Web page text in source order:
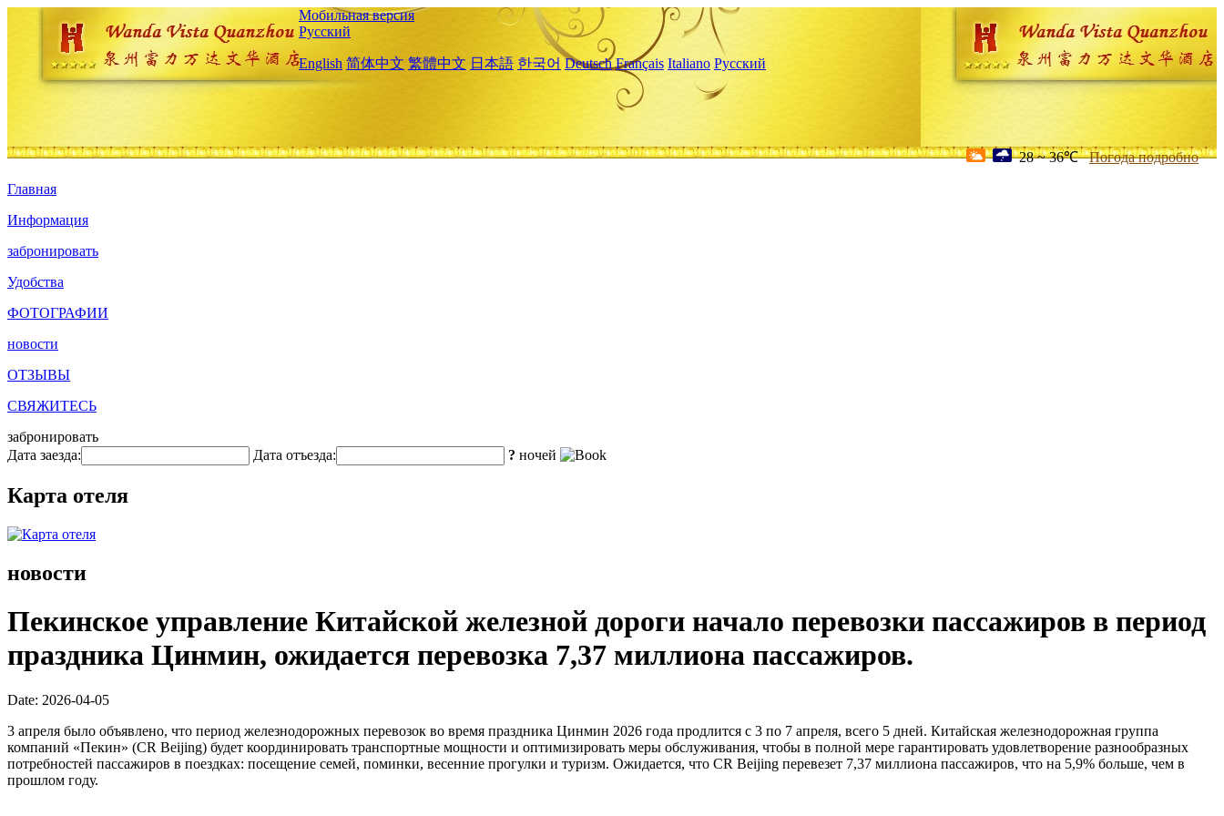
Мобильная версия
Русский
English 简体中文 繁體中文 日本語 한국어 Deutsch Français Italiano Русский
28 ~ 36℃ Погода подробно
Главная
Информация
забронировать
Удобства
ФОТОГРАФИИ
новости
ОТЗЫВЫ
СВЯЖИТЕСЬ
забронировать
Дата заезда:
Дата отъезда: ? ночей
Карта отеля
новости
Пекинское управление Китайской железной дороги начало перевозки пассажиров в период
праздника Цинмин, ожидается перевозка 7,37 миллиона пассажиров.
Date: 2026-04-05
3 апреля было объявлено, что период железнодорожных перевозок во время праздника Цинмин 2026 года продлится с 3 по 7 апреля, всего 5 дней. Китайская железнодорожная группа
компаний «Пекин» (CR Beijing) будет координировать транспортные мощности и оптимизировать меры обслуживания, чтобы в полной мере гарантировать удовлетворение разнообразных
потребностей пассажиров в поездках: посещение семей, поминки, весенние прогулки и туризм. Ожидается, что CR Beijing перевезет 7,37 миллиона пассажиров, что на 5,9% больше, чем в
прошлом году.